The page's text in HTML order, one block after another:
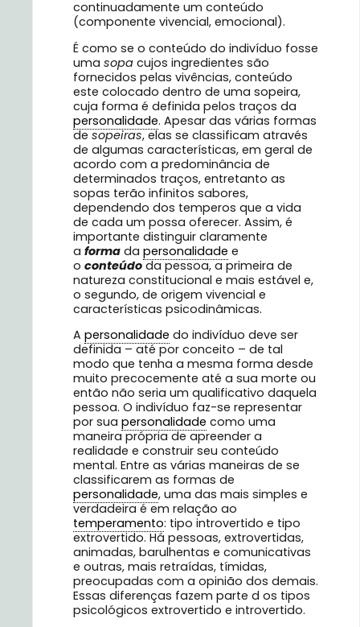
continuadamente um conteúdo
(componente vivencial, emocional).
É como se o conteúdo do indivíduo fosse
uma sopa cujos ingredientes são
fornecidos pelas vivências, conteúdo
este colocado dentro de uma sopeira,
cuja forma é definida pelos traços da
personalidade. Apesar das várias formas
de sopeiras, elas se classificam através
de algumas características, em geral de
acordo com a predominância de
determinados traços, entretanto as
sopas terão infinitos sabores,
dependendo dos temperos que a vida
de cada um possa oferecer. Assim, é
importante distinguir claramente
a forma da personalidade e
o conteúdo da pessoa, a primeira de
natureza constitucional e mais estável e,
o segundo, de origem vivencial e
características psicodinâmicas.
A personalidade do indivíduo deve ser
definida – até por conceito – de tal
modo que tenha a mesma forma desde
muito precocemente até a sua morte ou
então não seria um qualificativo daquela
pessoa. O indivíduo faz-se representar
por sua personalidade como uma
maneira própria de apreender a
realidade e construir seu conteúdo
mental. Entre as várias maneiras de se
classificarem as formas de
personalidade, uma das mais simples e
verdadeira é em relação ao
temperamento: tipo introvertido e tipo
extrovertido. Há pessoas, extrovertidas,
animadas, barulhentas e comunicativas
e outras, mais retraídas, tímidas,
preocupadas com a opinião dos demais.
Essas diferenças fazem parte d os tipos
psicológicos extrovertido e introvertido.